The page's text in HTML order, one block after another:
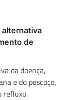
alternativa
de
da doença,
e do pescoço,
refluxo.